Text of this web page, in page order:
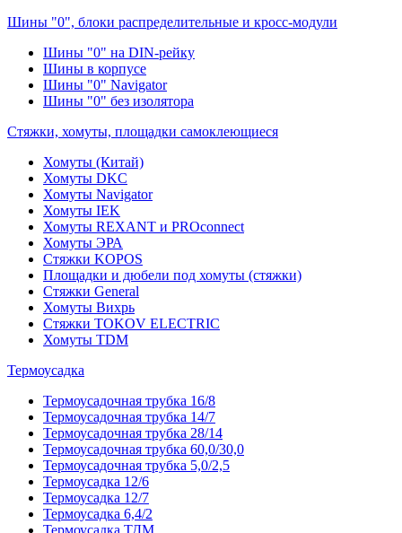
Шины "0", блоки распределительные и кросс-модули
Шины "0" на DIN-рейку
Шины в корпусе
Шины "0" Navigator
Шины "0" без изолятора
Стяжки, хомуты, площадки самоклеющиеся
Хомуты (Китай)
Хомуты DKC
Хомуты Navigator
Хомуты IEK
Хомуты REXANT и PROconnect
Хомуты ЭРА
Стяжки KOPOS
Площадки и дюбели под хомуты (стяжки)
Стяжки General
Хомуты Вихрь
Стяжки TOKOV ELECTRIC
Хомуты TDM
Термоусадка
Термоусадочная трубка 16/8
Термоусадочная трубка 14/7
Термоусадочная трубка 28/14
Термоусадочная трубка 60,0/30,0
Термоусадочная трубка 5,0/2,5
Термоусадка 12/6
Термоусадка 12/7
Термоусадка 6,4/2
Термоусадка ТДМ